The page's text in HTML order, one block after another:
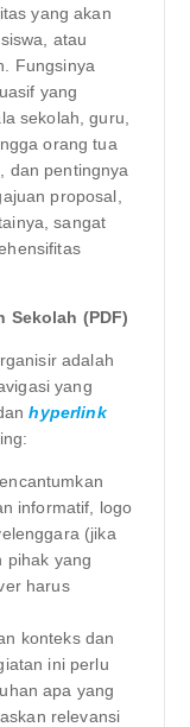
yang akan
atau
Fungsinya
yang
sekolah, guru,
orang tua
dan pentingnya
proposal,
sangat
Sekolah (PDF)
adalah
yang
hyperlink
informatif, logo
(jika
pihak yang
harus
konteks dan
ini perlu
apa yang
relevansi